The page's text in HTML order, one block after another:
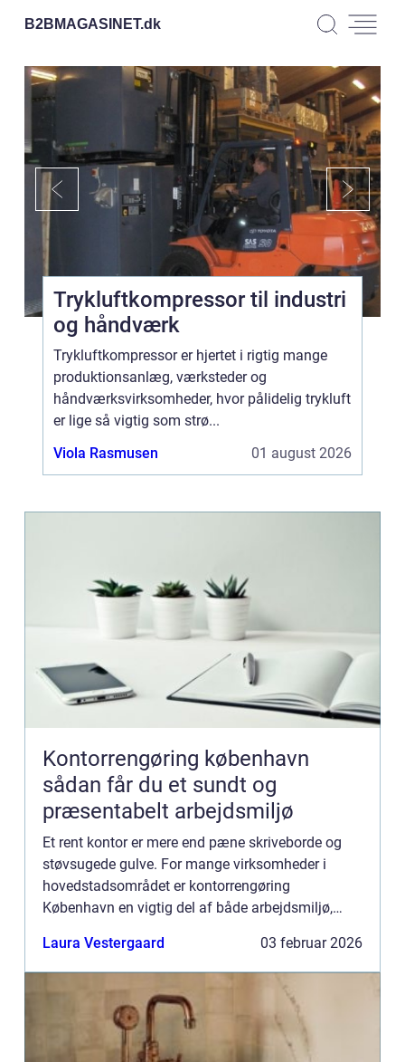
B2BMAGASINET.dk
Trykluftkompressor til industri
og håndværk
Trykluftkompressor er hjertet i rigtig mange
produktionsanlæg, værksteder og
håndværksvirksomheder, hvor pålidelig trykluft
er lige så vigtig som strø...
Viola Rasmusen
01 august 2026
Kontorrengøring københavn
sådan får du et sundt og
præsentabelt arbejdsmiljø
Et rent kontor er mere end pæne skriveborde og
støvsugede gulve. For mange virksomheder i
hovedstadsområdet er kontorrengøring
København en vigtig del af både arbejdsmiljø,
på. Et professionelt rengjor...
Laura Vestergaard 03 februar 2026